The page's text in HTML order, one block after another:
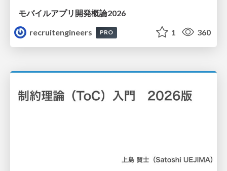
モバイルアプリ開発概論2026
recruitengineers
PRO 1 360